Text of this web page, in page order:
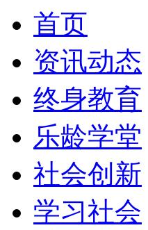
首页
资讯动态
终身教育
乐龄学堂
社会创新
学习社会